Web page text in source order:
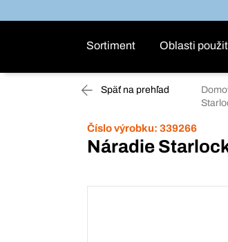
Sortiment Oblasti
Späť na prehľad
Číslo výrobku: 339266
Náradie